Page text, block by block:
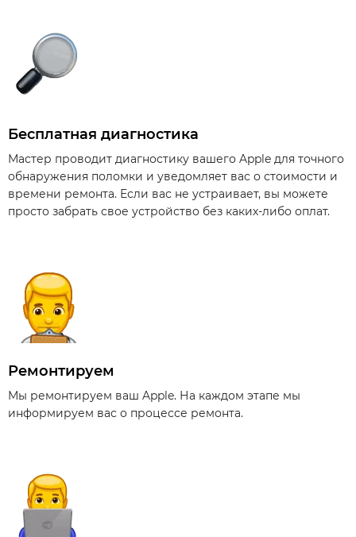
Бесплатная диагностика
Мастер проводит диагностику вашего Apple для точного
обнаружения поломки и уведомляет вас о стоимости и
времени ремонта. Если вас не устраивает, вы можете
просто забрать свое устройство без каких-либо оплат.
Ремонтируем
Мы ремонтируем ваш Apple. На каждом этапе мы
информируем вас о процессе ремонта.